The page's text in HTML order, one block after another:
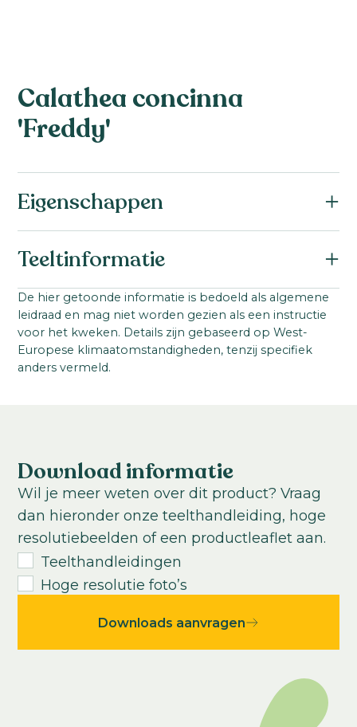
Calathea concinna
'Freddy'
Eigenschappen
Calathea
Productgroep:
Luchtzuiverend
Tropisch
Teeltinformatie
Startmateriaal:
Jonge plant uit weefselkweek
De hier getoonde informatie is bedoeld als algemene
leidraad en mag niet worden gezien als een instructie
voor het kweken. Details zijn gebaseerd op West-
Europese klimaatomstandigheden, tenzij specifiek
anders vermeld.
Download informatie
Wil je meer weten over dit product? Vraag
dan hieronder onze teelthandleiding, hoge
resolutiebeelden of een productleaflet aan.
Teelthandleidingen
Hoge resolutie foto’s
Downloads aanvragen